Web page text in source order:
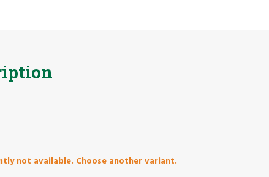
not available. Choose another variant.